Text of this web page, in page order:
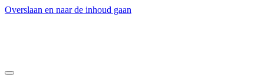
Overslaan en naar de inhoud gaan